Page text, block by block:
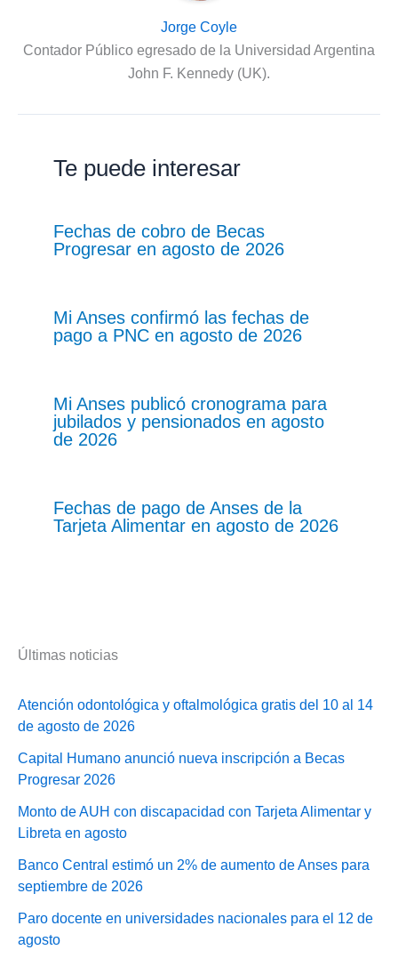
Jorge Coyle
Contador Público egresado de la Universidad Argentina
John F. Kennedy (UK).
Te puede interesar
Fechas de cobro de Becas
Progresar en agosto de 2026
Mi Anses confirmó las fechas de
pago a PNC en agosto de 2026
Mi Anses publicó cronograma para
jubilados y pensionados en agosto
de 2026
Fechas de pago de Anses de la
Tarjeta Alimentar en agosto de 2026
Últimas noticias
Atención odontológica y oftalmológica gratis del 10 al 14
de agosto de 2026
Capital Humano anunció nueva inscripción a Becas
Progresar 2026
Monto de AUH con discapacidad con Tarjeta Alimentar y
Libreta en agosto
Banco Central estimó un 2% de aumento de Anses para
septiembre de 2026
Paro docente en universidades nacionales para el 12 de
agosto